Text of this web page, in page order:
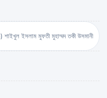
(شيخ الاسلام مفتي محمد تقي عثماني) শাইখুল ইসলাম মুফতী মুহাম্মদ তকী উসমানী